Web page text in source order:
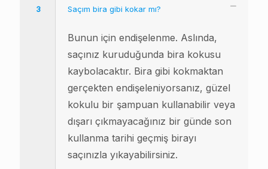
3 Saçım bira gibi kokar mı?
Bunun için endişelenme. Aslında,
saçınız kuruduğunda bira kokusu
kaybolacaktır. Bira gibi kokmaktan
gerçekten endişeleniyorsanız, güzel
kokulu bir şampuan kullanabilir veya
dışarı çıkmayacağınız bir günde son
kullanma tarihi geçmiş birayı
saçınızla yıkayabilirsiniz.